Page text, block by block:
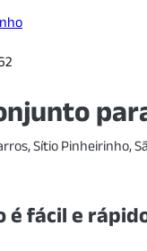
Sítio Pinheirinho,
é fácil e